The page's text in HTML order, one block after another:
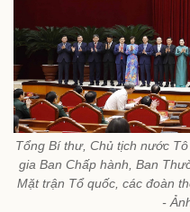
Tổng Bí thư, Chủ tịch nước
gia Ban Chấp hành, Ban
Mặt trận Tổ quốc, các đoàn
-